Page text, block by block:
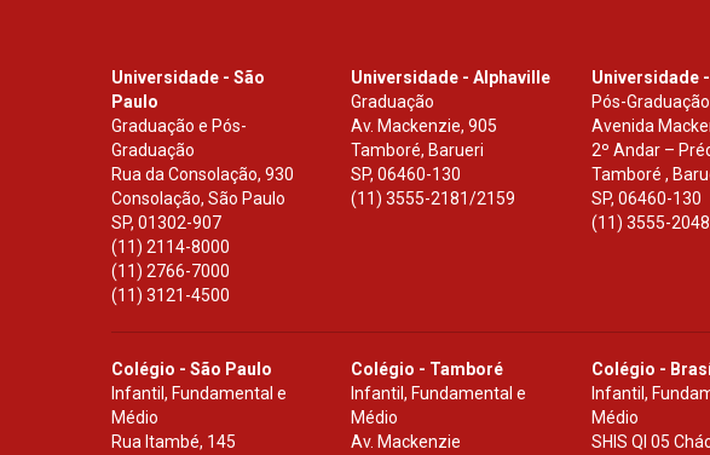
Universidade - São
Paulo
Graduação e Pós-
Graduação
Rua da Consolação, 930
Consolação, São Paulo
SP, 01302-907
(11) 2114-8000
(11) 2766-7000
(11) 3121-4500
Universidade - Alphaville
Graduação
Av. Mackenzie, 905
Tamboré, Barueri
SP,06460-130
(11) 3555-2181/2159
Universidade
Pós-Graduação
Avenida
2º Andar –
Tamboré ,
SP, 06460-130
(11) 3555-
Colégio - São Paulo
Infantil, Fundamental e
Médio
Rua Itambé, 145
Colégio - Tamboré
Infantil, Fundamental e
Médio
Av. Mackenzie
Colégio -
Infantil,
Médio
SHIS Ql 05